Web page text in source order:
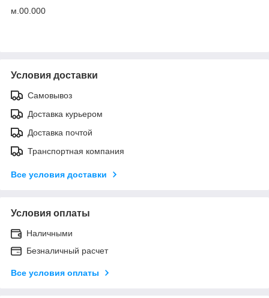
м.00.000
Условия доставки
Самовывоз
Доставка курьером
Доставка почтой
Транспортная компания
Все условия доставки
Условия оплаты
Наличными
Безналичный расчет
Все условия оплаты